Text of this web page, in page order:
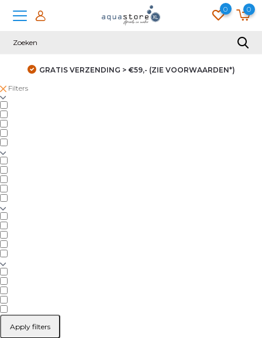
0 0
GRATIS VERZENDING > €59,- (ZIE VOORWAARDEN*)
Filters
Apply filters